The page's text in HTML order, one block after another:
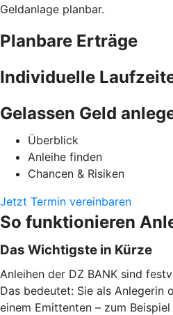
Geldanlage planbar.
Planbare Erträge
Individuelle
Gelassen Geld
Überblick
Anleihe finden
Chancen & Risiken
Jetzt Termin vereinbaren
So funktionieren
Das Wichtigste in Kürze
Anleihen der DZ BANK sind
Das bedeutet: Sie als Anlegerin
einem Emittenten – zum